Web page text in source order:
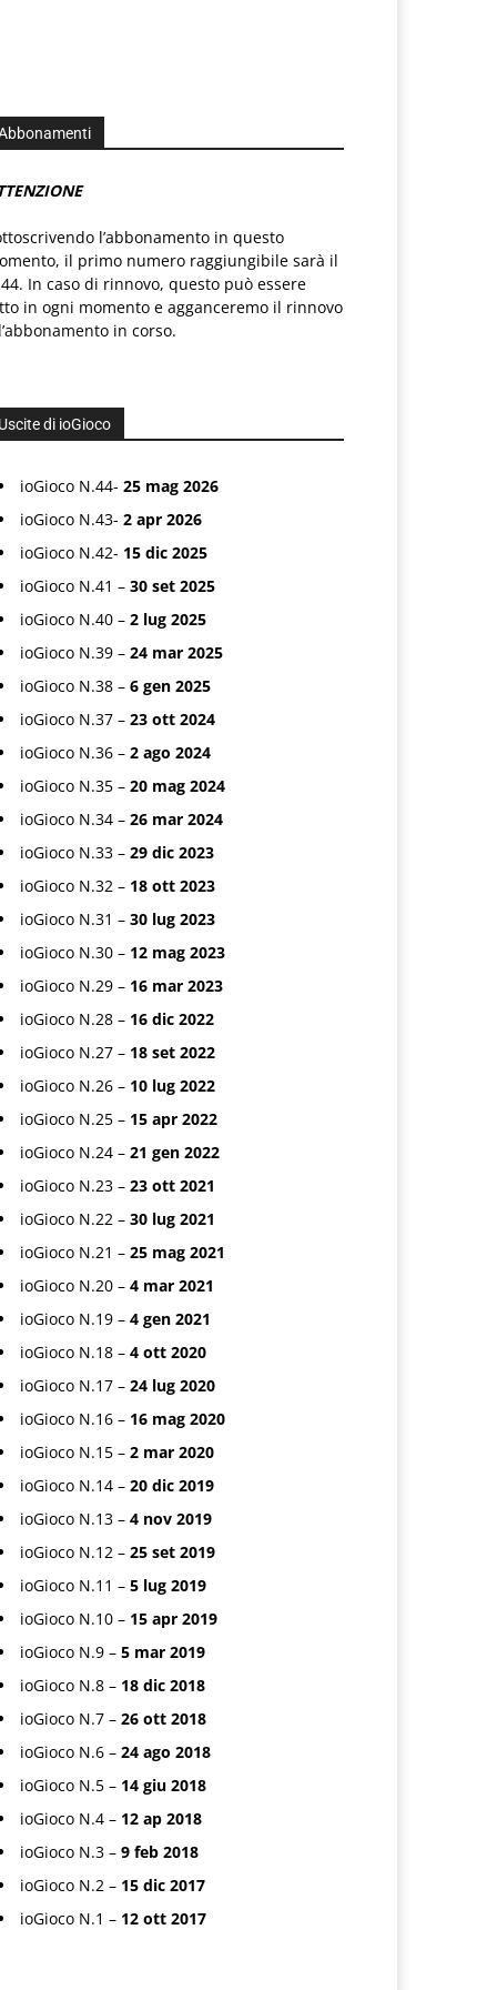
l’abbonamento in questo
il primo numero raggiungibile sarà il
In caso di rinnovo, questo può essere
in ogni momento e agganceremo il rinnovo
in corso.
Uscite di ioGioco
ioGioco N.44- 25 mag 2026
ioGioco N.43- 2 apr 2026
ioGioco N.42- 15 dic 2025
ioGioco N.41 – 30 set 2025
ioGioco N.40 – 2 lug 2025
ioGioco N.39 – 24 mar 2025
ioGioco N.38 – 6 gen 2025
ioGioco N.37 – 23 ott 2024
ioGioco N.36 – 2 ago 2024
ioGioco N.35 – 20 mag 2024
ioGioco N.34 – 26 mar 2024
ioGioco N.33 – 29 dic 2023
ioGioco N.32 – 18 ott 2023
ioGioco N.31 – 30 lug 2023
ioGioco N.30 – 12 mag 2023
ioGioco N.29 – 16 mar 2023
ioGioco N.28 – 16 dic 2022
ioGioco N.27 – 18 set 2022
ioGioco N.26 – 10 lug 2022
ioGioco N.25 – 15 apr 2022
ioGioco N.24 – 21 gen 2022
ioGioco N.23 – 23 ott 2021
ioGioco N.22 – 30 lug 2021
ioGioco N.21 – 25 mag 2021
ioGioco N.20 – 4 mar 2021
ioGioco N.19 – 4 gen 2021
ioGioco N.18 – 4 ott 2020
ioGioco N.17 – 24 lug 2020
ioGioco N.16 – 16 mag 2020
ioGioco N.15 – 2 mar 2020
ioGioco N.14 – 20 dic 2019
ioGioco N.13 – 4 nov 2019
ioGioco N.12 – 25 set 2019
ioGioco N.11 – 5 lug 2019
ioGioco N.10 – 15 apr 2019
ioGioco N.9 – 5 mar 2019
ioGioco N.8 – 18 dic 2018
ioGioco N.7 – 26 ott 2018
ioGioco N.6 – 24 ago 2018
ioGioco N.5 – 14 giu 2018
ioGioco N.4 – 12 ap 2018
ioGioco N.3 – 9 feb 2018
ioGioco N.2 – 15 dic 2017
ioGioco N.1 – 12 ott 2017